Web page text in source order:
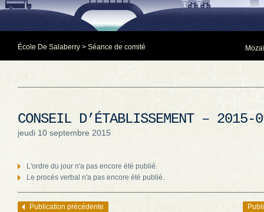
École De Salaberry > Séance de comité
CONSEIL D’ÉTABLISSEMENT – 2015-
jeudi 10 septembre 2015
L'ordre du jour n'a pas encore été publié.
Le procès verbal n'a pas encore été publié.
Navigation des articles
Publication précédente